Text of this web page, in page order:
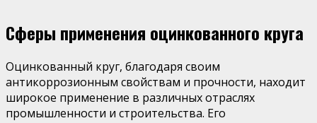
Сферы применения оцинкованного круга
Оцинкованный круг, благодаря своим
антикоррозионным свойствам и прочности, находит
широкое применение в различных отраслях
промышленности и строительства. Его